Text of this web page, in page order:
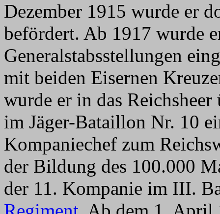
Dezember 1915 wurde er
befördert. Ab 1917 wurde
Generalstabsstellungen
mit beiden Eisernen
wurde er in das
im Jäger-Bataillon Nr. 10
Kompaniechef zum
der Bildung des 100.000
der 11. Kompanie im III.